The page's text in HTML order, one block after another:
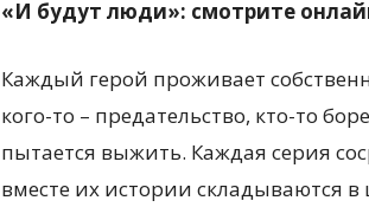
«И будут люди»: смотрите
Каждый герой проживает
кого-то – предательство, кто-то
пытается выжить. Каждая серия
вместе их истории складываются